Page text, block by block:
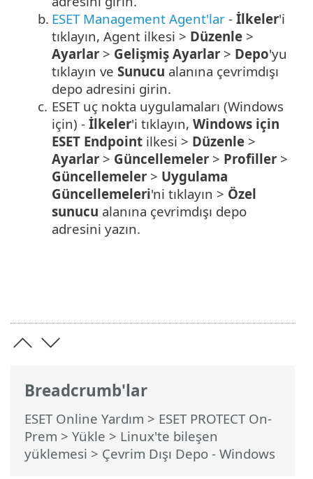
Breadcrumb'lar
ESET Online Yardım > ESET PROTECT On-
Prem > Yükle > Linux'te bileşen
yüklemesi > Çevrim Dışı Depo - Windows
b. ESET Management Agent'lar - İlkeler'i
tıklayın, Agent ilkesi > Düzenle >
Ayarlar > Gelişmiş Ayarlar > Depo'yu
tıklayın ve Sunucu alanına çevrimdışı
depo adresini girin.
c. ESET uç nokta uygulamaları (Windows
için) - İlkeler'i tıklayın, Windows için
ESET Endpoint ilkesi > Düzenle >
Ayarlar > Güncellemeler > Profiller >
Güncellemeler > Uygulama
Güncellemeleri'ni tıklayın > Özel
sunucu alanına çevrimdışı depo
adresini yazın.